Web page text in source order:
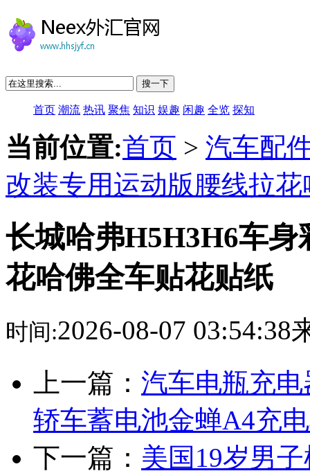
搜一下
首页 潮流 热讯 聚焦 知识 娱趣 闲趣 全览 探知
当前位置:首页 > 汽车配
改装专用运动版腰线拉
长城哈弗H5H3H6车
花哈佛全车贴花贴纸
时间:2026-08-07 03:54:38
上一篇： 汽车电瓶充
轿车蓄电池金蝉A4充
下一篇： 美国19岁男